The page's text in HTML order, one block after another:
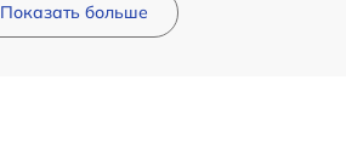
Показать больше